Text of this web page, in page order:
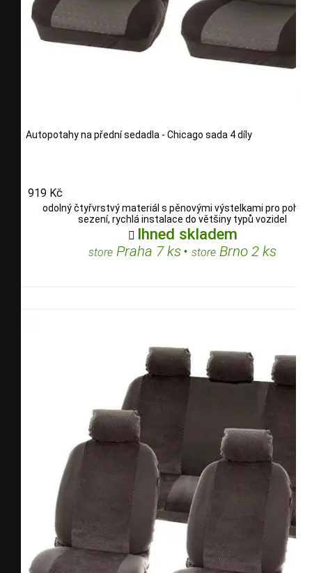
Autopotahy na přední sedadla - Chicago sada 4 díly
919 Kč
odolný čtyřvrstvý materiál s pěnovými výstelkami pro
sezení, rychlá instalace do většiny typů vozidel
 Ihned skladem
store Praha 7 ks• store Brno 2 ks